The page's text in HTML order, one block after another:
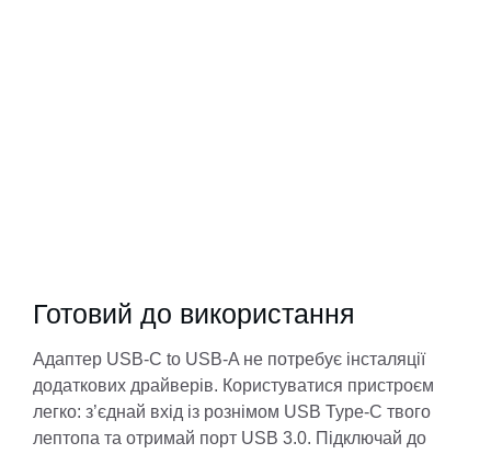
Готовий до використання
Адаптер USB-C to USB-A не потребує інсталяції
додаткових драйверів. Користуватися пристроєм
легко: з’єднай вхід із рознімом USB Type-C твого
лептопа та отримай порт USB 3.0. Підключай до